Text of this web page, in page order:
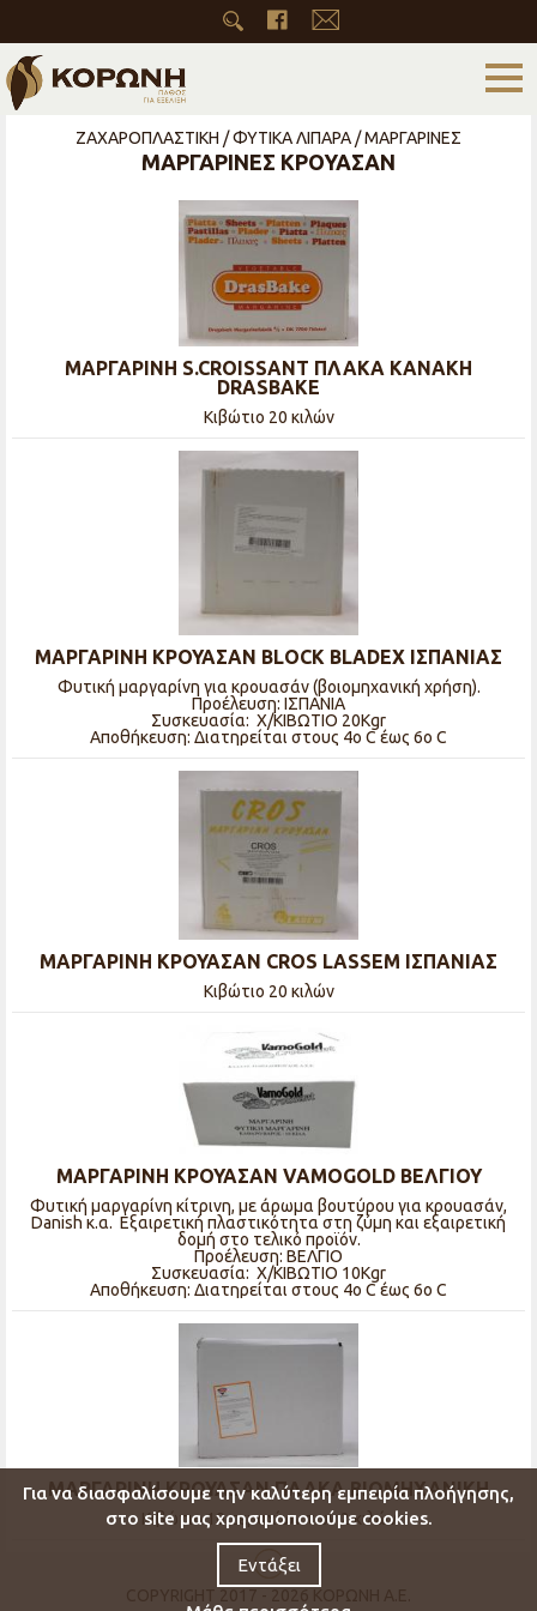
Για να διασφαλίσουμε την καλύτερη εμπειρία πλοήγησης,
στο site μας χρησιμοποιούμε cookies.
Εντάξει
ΖΑΧΑΡΟΠΛΑΣΤΙΚΗ / ΦΥΤΙΚΑ ΛΙΠΑΡΑ / ΜΑΡΓΑΡΙΝΕΣ
ΜΑΡΓΑΡΙΝΕΣ ΚΡΟΥΑΣΑΝ
ΜΑΡΓΑΡΙΝΗ S.CROISSANT ΠΛΑΚΑ ΚΑΝΑΚΗ
DRASBAKE
Κιβώτιο 20 κιλών
ΜΑΡΓΑΡΙΝΗ ΚΡΟΥΑΣΑΝ BLOCK BLADEX ΙΣΠΑΝΙΑΣ
Φυτική μαργαρίνη για κρουασάν (βοιομηχανική χρήση).
Προέλευση: ΙΣΠΑΝΙΑ
Συσκευασία: Χ/ΚΙΒΩΤΙO 20Kgr
Αποθήκευση: Διατηρείται στους 4ο C έως 6ο C
ΜΑΡΓΑΡΙΝΗ ΚΡΟΥΑΣΑΝ CROS LASSEM ΙΣΠΑΝΙΑΣ
Κιβώτιο 20 κιλών
ΜΑΡΓΑΡΙΝΗ ΚΡΟΥΑΣΑΝ VAMOGOLD ΒΕΛΓΙΟΥ
Φυτική μαργαρίνη κίτρινη, με άρωμα βουτύρου για κρουασάν,
Danish κ.α. Εξαιρετική πλαστικότητα στη ζύμη και εξαιρετική
δομή στο τελικό προϊόν.
Προέλευση: ΒΕΛΓΙΟ
Συσκευασία: Χ/ΚΙΒΩΤΙO 10Kgr
Αποθήκευση: Διατηρείται στους 4ο C έως 6ο C
ΜΑΡΓΑΡΙΝΗ ΚΡΟΥΑΣΑΝ ΠΛΑΚΑ ΒΙΟΜΗΧΑΝΙΚΗ
Κιβώτιο 10 τεμαχίων των 2 κιλών